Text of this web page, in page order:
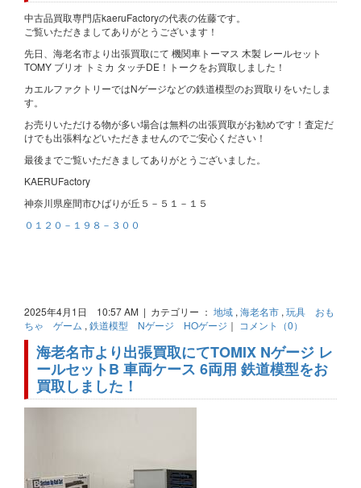
中古品買取専門店kaeruFactoryの代表の佐藤です。
ご覧いただきましてありがとうございます！
先日、海老名市より出張買取にて 機関車トーマス 木製 レールセット
TOMY ブリオ トミカ タッチDE！トークをお買取しました！
カエルファクトリーではNゲージなどの鉄道模型のお買取りをいたしま
す。
お売りいただける物が多い場合は無料の出張買取がお勧めです！査定だ
けでも出張料などいただきませんのでご安心ください！
最後までご覧いただきましてありがとうございました。
KAERUFactory
神奈川県座間市ひばりが丘５－５１－１５
０１２０－１９８－３００
2025年4月1日 10:57 AM | カテゴリー ： 地域 , 海老名市 , 玩具 おも
ちゃ ゲーム , 鉄道模型 Nゲージ HOゲージ ｜ コメント（0）
海老名市より出張買取にてTOMIX Nゲージ レ
ールセットB 車両ケース 6両用 鉄道模型をお
買取しました！